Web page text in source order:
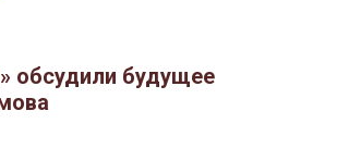
обсудили будущее